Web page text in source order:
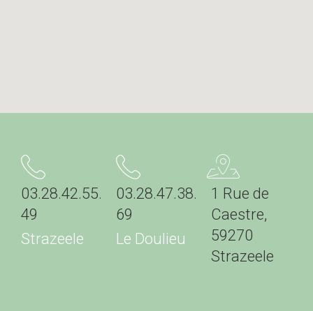
03.28.42.55.
49
Strazeele
03.28.47.38.
69
Le Doulieu
1 Rue de
Caestre,
59270
Strazeele